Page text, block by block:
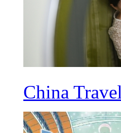
China